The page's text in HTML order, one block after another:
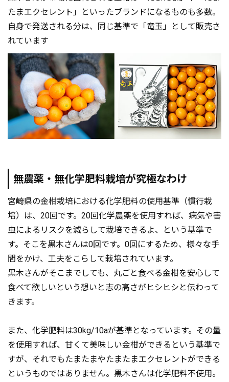
たまエクセレント」といったブランドになるものも多数。
自身で発送される分は、同じ基準で「竜玉」として販売さ
れています
無農薬・無化学肥料栽培が究極なわけ
宮崎県の金柑栽培における化学肥料の使用基準（慣行栽
培）は、20回です。20回化学農薬を使用すれば、病気や害
虫によるリスクを減らして栽培できるよ、という基準で
す。そこを黒木さんは0回です。0回にするため、様々な手
間をかけ、工夫をこらして栽培されています。
黒木さんがそこまでしても、丸ごと食べる金柑を安心して
食べて欲しいという想いと志の高さがヒシヒシと伝わって
きます。
また、化学肥料は30kg/10aが基準となっています。その量
を使用すれば、甘くて美味しい金柑ができるという基準で
すが、それでもたまたまやたまたまエクセレントができる
というものではありません。黒木さんは化学肥料不使用。